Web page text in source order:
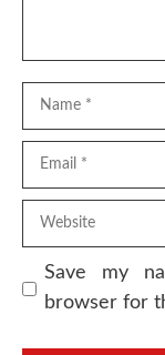
Save my
browser for